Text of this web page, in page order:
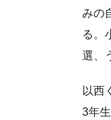
みの
る。
選、
以西
3年